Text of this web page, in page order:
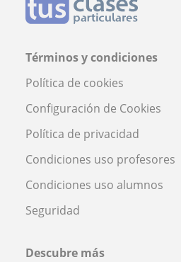
Términos y condiciones
Política de cookies
Configuración de Cookies
Política de privacidad
Condiciones uso profesores
Condiciones uso alumnos
Seguridad
Descubre más